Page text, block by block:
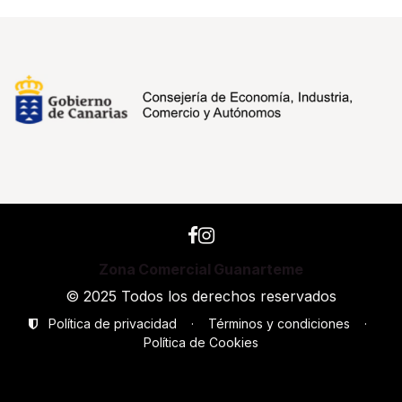
Zona Comercial Guanarteme
© 2025 Todos los derechos reservados
Política de privacidad · Términos y condiciones
·
Política de Cookies